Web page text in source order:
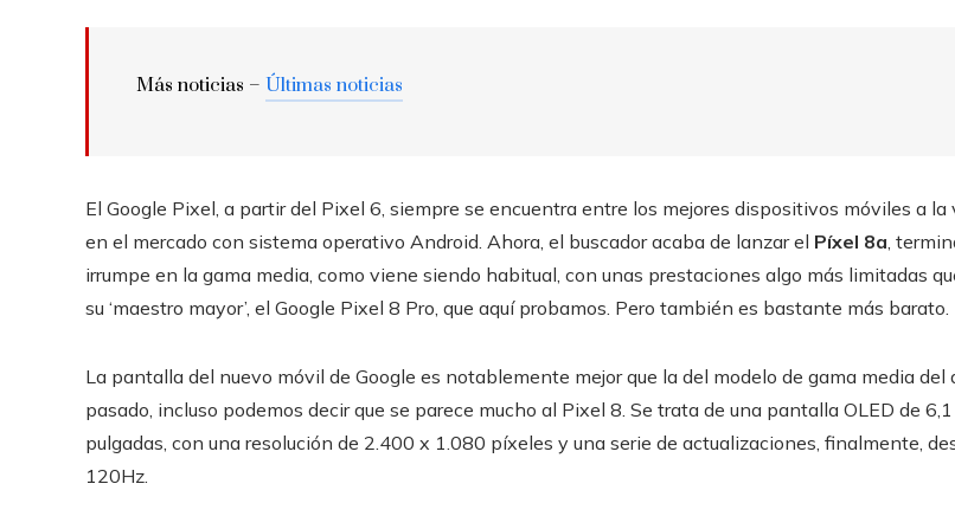
Más noticias – Últimas noticias
El Google Pixel, a partir del Pixel 6, siempre se encuentra entre los mejores dispositivos móviles a la
en el mercado con sistema operativo Android. Ahora, el buscador acaba de lanzar el Píxel 8a,
irrumpe en la gama media, como viene siendo habitual, con unas prestaciones algo más limitadas
su ‘maestro mayor’, el Google Pixel 8 Pro, que aquí probamos. Pero también es bastante más barato.
La pantalla del nuevo móvil de Google es notablemente mejor que la del modelo de gama media del
pasado, incluso podemos decir que se parece mucho al Pixel 8. Se trata de una pantalla OLED de 6,1
pulgadas, con una resolución de 2.400 x 1.080 píxeles y una serie de actualizaciones, finalmente,
120Hz.